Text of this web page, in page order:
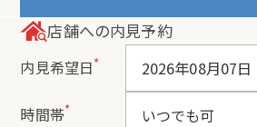
店舗への内見予約
内見希望日*
時間帯*